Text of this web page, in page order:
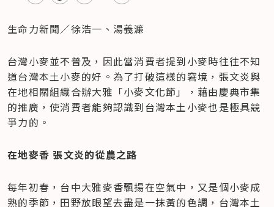
生命力新聞／徐浩一、湯義濂
台灣小麥並不普及，因此當消費者提到小麥時往往不知
道台灣本土小麥的好。為了打破這樣的窘境，張文炎與
在地相關組織合辦大雅「小麥文化節」，藉由慶典市集
的推廣，使消費者能夠認識到台灣本土小麥也是極具競
爭力的。
在地麥香 張文炎的從農之路
每年初春，台中大雅麥香飄揚在空氣中，又是個小麥成
熟的季節，田野放眼望去盡是一抹黃的色調，台灣本土